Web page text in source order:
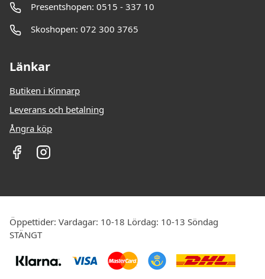
Presentshopen: 0515 - 337 10
Skoshopen: 072 300 3765
Länkar
Butiken i Kinnarp
Leverans och betalning
Ångra köp
Öppettider: Vardagar: 10-18 Lördag: 10-13 Söndag
STÄNGT